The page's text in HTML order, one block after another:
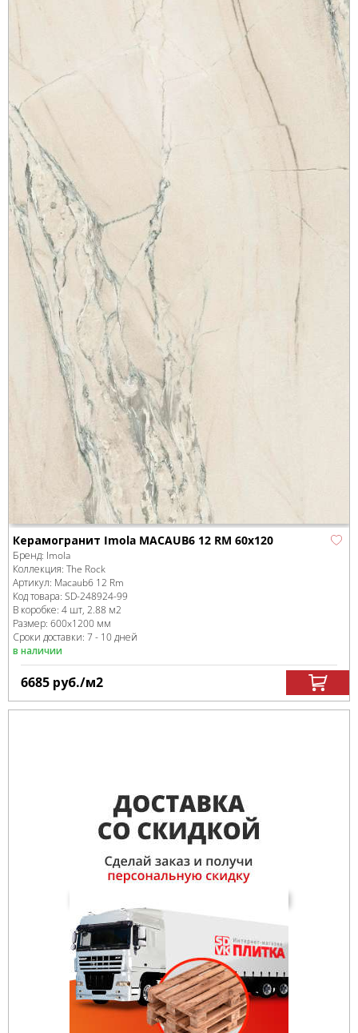
Керамогранит Imola MACAUB6 12 RM 60x120
Бренд: Imola
Коллекция: The Rock
Артикул: Macaub6 12 Rm
Код товара: SD-248924-99
В коробке: 4 шт, 2.88 м2
Размер: 600x1200 мм
Сроки доставки: 7 - 10 дней
в наличии
6685 руб./м2